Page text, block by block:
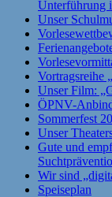
Unterführung
Unser
Vortragsreihe
Unser Film:
ÖPNV-
Sommerfest
Unser
Gute und
Wir sind
Speiseplan